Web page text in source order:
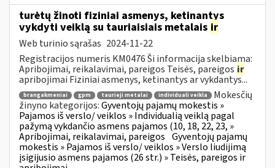
turėtų žinoti fiziniai asmenys, ketinantys
vykdyti veiklą su tauriaisiais metalais ir
Web turinio sąrašas 2024-11-22
Registracijos numeris KM0476 Ši informacija skelbiama:
Apribojimai, reikalavimai, pareigos Teisės, pareigos ir
apribojimai Fiziniai asmenys, ketinantys ar vykdantys...
brangakmeniai gpm taurieji metalai individuali veikla
Mokesčių
žinyno kategorijos:Gyventojų pajamų mokestis »
Pajamos iš verslo/ veiklos » Individualią veiklą pagal
pažymą vykdančio asmens pajamos (10, 18, 22, 23, »
Apribojimai, reikalavimai, pareigos Gyventojų pajamų
mokestis » Pajamos iš verslo/ veiklos » Verslo liudijimą
įsigijusio asmens pajamos (26 str.) » Teisės, pareigos ir